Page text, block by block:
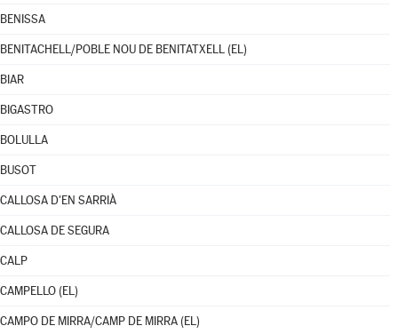
BENISSA
BENITACHELL/POBLE NOU DE BENITATXELL (EL)
BIAR
BIGASTRO
BOLULLA
BUSOT
CALLOSA D'EN SARRIÀ
CALLOSA DE SEGURA
CALP
CAMPELLO (EL)
CAMPO DE MIRRA/CAMP DE MIRRA (EL)